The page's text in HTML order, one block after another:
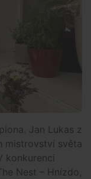
Jan Lukas z
mistrovství světa
konkurenci
Nest – Hnízdo,